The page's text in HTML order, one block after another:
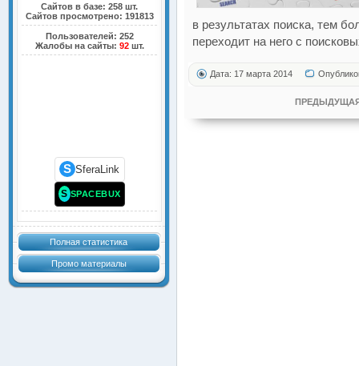
Сайтов в базе: 258 шт.
Сайтов просмотрено: 191813
Пользователей: 252
Жалобы на сайты: 92шт.
S SferaLink
S SPACEBUX
Полная статистика
Промо материалы
в результатах поиска, тем
переходит на него с
Дата: 17 марта 2014